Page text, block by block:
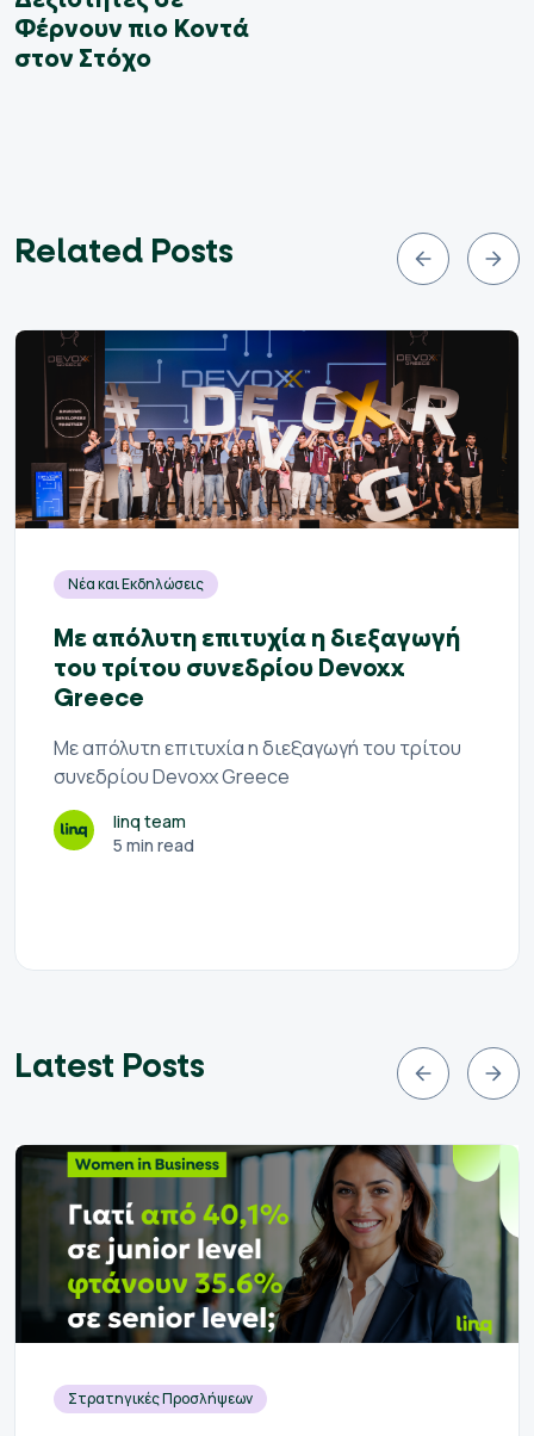
Φέρνουν πιο Κοντά
στον Στόχο
Related Posts
Νέα και Εκδηλώσεις
Mε απόλυτη επιτυχία η διεξαγωγή
του τρίτου συνεδρίου Devoxx
Greece
Mε απόλυτη επιτυχία η διεξαγωγή του τρίτου
συνεδρίου Devoxx Greece
linq team
5 min read
Latest Posts
Στρατηγικές Προσλήψεων